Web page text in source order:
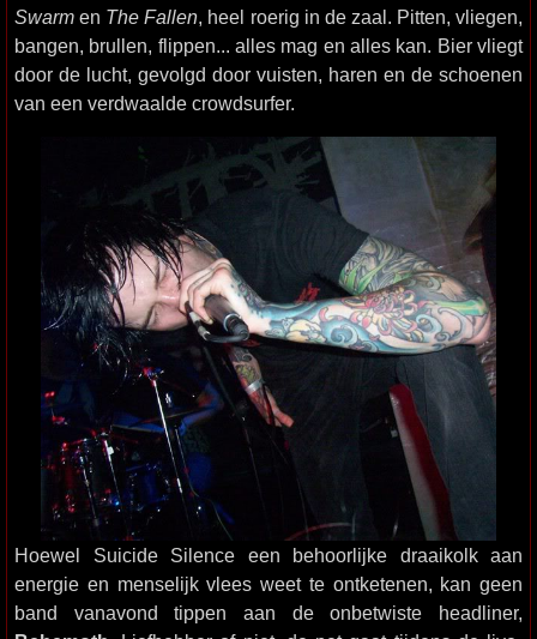
Swarm en The Fallen , heel roerig in de zaal. Pitten, vliegen,
bangen, brullen, flippen... alles mag en alles kan. Bier vliegt
door de lucht, gevolgd door vuisten, haren en de schoenen
van een verdwaalde crowdsurfer.
Hoewel Suicide Silence een behoorlijke draaikolk aan
energie en menselijk vlees weet te ontketenen, kan geen
band vanavond tippen aan de onbetwiste headliner,